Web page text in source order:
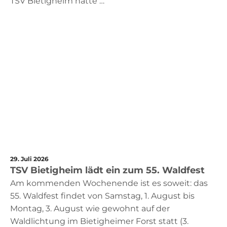
29. Juli 2026
TSV Bietigheim lädt ein zum 55. Waldfest
Am kommenden Wochenende ist es soweit: das
55. Waldfest findet von Samstag, 1. August bis
Montag, 3. August wie gewohnt auf der
Waldlichtung im Bietigheimer Forst statt (3.